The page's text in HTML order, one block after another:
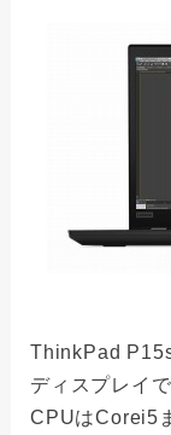
ThinkPad
ディスプレイで
CPUはCorei5